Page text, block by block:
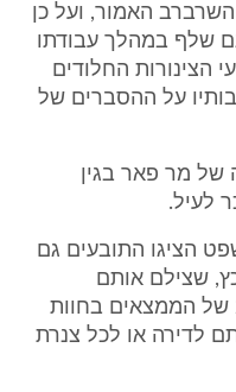
האמור, ועל כן
שלף במהלך עבודתו
החלודים
על ההסברים של
של מר פאר בגין
לעיל.
הציגו התובעים גם
שצילם אותם
והתייחס אליהם בסעיפים 1 ו- 2 של הממצאים בחוות
לדירה או לכל צנרת